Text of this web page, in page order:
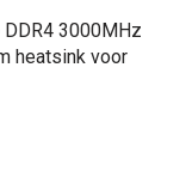
DDR4 3000MHz
heatsink voor